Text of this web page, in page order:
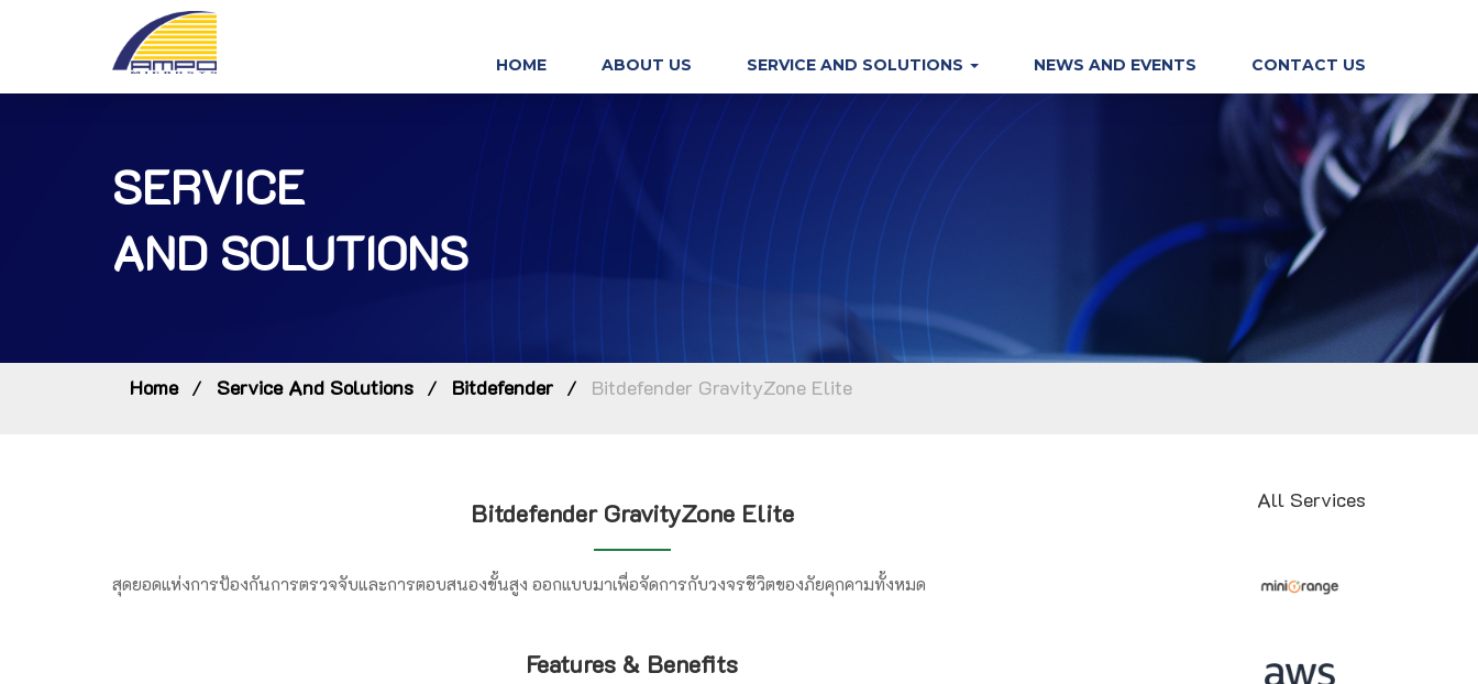
HOME ABOUT US SERVICE AND SOLUTIONS NEWS AND EVENTS CONTACT US
SERVICE
AND SOLUTIONS
Home Service And Solutions Bitdefender Bitdefender GravityZone Elite
Bitdefender GravityZone Elite
สุดยอดแห่งการป้องกันการตรวจจับและการตอบสนองขั้นสูง ออกแบบมาเพื่อจัดการกับวงจรชีวิตของภัยคุกคามทั้งหมด
Features & Benefits
All Services